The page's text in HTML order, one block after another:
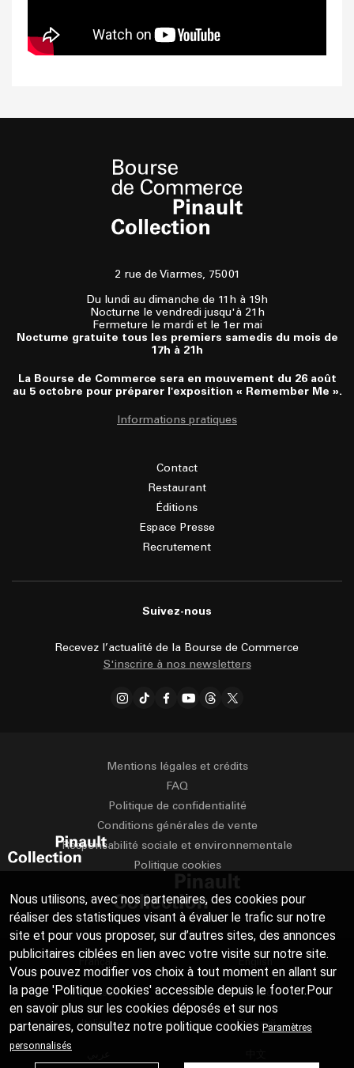
2 rue de Viarmes, 75001
Du lundi au dimanche de 11h à 19h
Nocturne le vendredi jusqu'à 21h
Fermeture le mardi et le 1er mai
Nocturne gratuite tous les premiers samedis du mois de
17h à 21h
La Bourse de Commerce sera en mouvement du 26 août
au 5 octobre pour préparer l'exposition « Remember Me ».
Informations pratiques
Contact
Restaurant
Éditions
Espace Presse
Recrutement
Suivez-nous
Recevez l’actualité de la Bourse de Commerce
S'inscrire à nos newsletters
Mentions légales et crédits
FAQ
Politique de confidentialité
Conditions générales de vente
Responsabilité sociale et environnementale
Politique cookies
Français English
Deutsch Español
Italiano Русский
Nous utilisons, avec nos partenaires, des cookies pour
réaliser des statistiques visant à évaluer le trafic sur notre
site et pour vous proposer, sur d’autres sites, des annonces
publicitaires ciblées en lien avec votre visite sur notre site.
Vous pouvez modifier vos choix à tout moment en allant sur
la page 'Politique cookies' accessible depuis le footer.Pour
en savoir plus sur les cookies déposés et sur nos
partenaires, consultez notre politique cookies Paramètres
personnalisés